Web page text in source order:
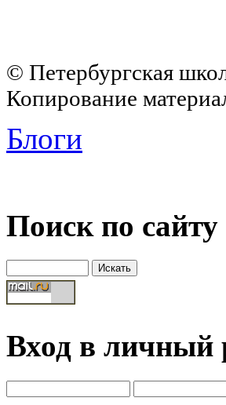
© Петербургская
Копирование
Блоги
Поиск по сайту
Вход в личный